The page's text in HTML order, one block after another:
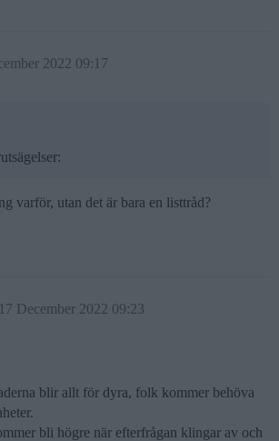
2022 09:17
varför, utan det är bara en listtråd?
17 December 2022 09:23
blir allt för dyra, folk kommer behöva
bli högre när efterfrågan klingar av och